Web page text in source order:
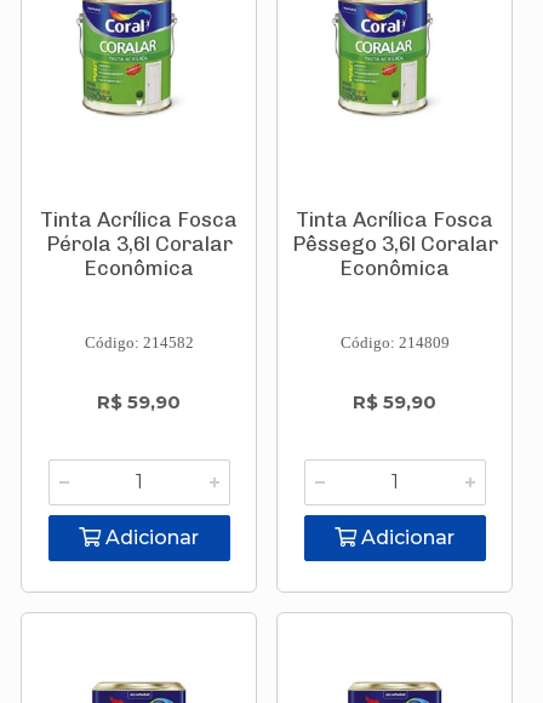
Tinta Acrílica Fosca
Pérola 3,6l Coralar
Econômica
Código: 214582
R$ 59,90
Adicionar
Tinta Acrílica Fosca
Pêssego 3,6l Coralar
Econômica
Código: 214809
R$ 59,90
Adicionar